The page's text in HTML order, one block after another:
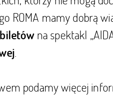
ROMA mamy dobrą
na spektakl
podamy więcej